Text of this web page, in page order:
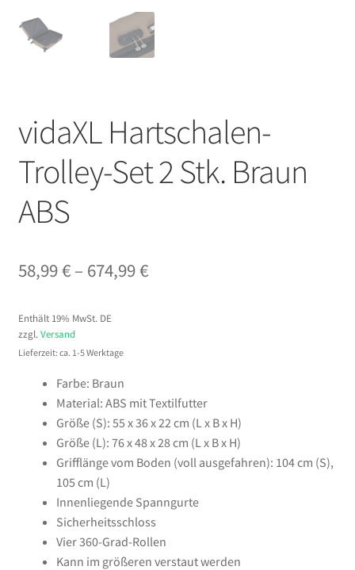
vidaXL Hartschalen-
Trolley-Set 2 Stk. Braun
ABS
58,99€ – 674,99€Preisspanne:
Enthält 19% MwSt. DE
zzgl. Versand
Lieferzeit: ca. 1-5 Werktage
Farbe: Braun
Material: ABS mit Textilfutter
Größe (S): 55 x 36 x 22 cm (L x B x H)
Größe (L): 76 x 48 x 28 cm (L x B x H)
Grifflänge vom Boden (voll ausgefahren): 104 cm (S),
105 cm (L)
Innenliegende Spanngurte
Sicherheitsschloss
Vier 360-Grad-Rollen
Kann im größeren verstaut werden